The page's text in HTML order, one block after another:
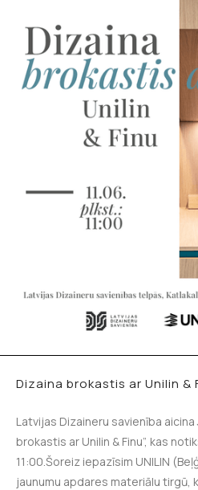
Dizaina brokastis ar Unilin &
Latvijas Dizaineru savienība aicina
brokastis ar Unilin & Finu”, kas
11:00.Šoreiz iepazīsim UNILIN
jaunumu apdares materiālu tirgū,